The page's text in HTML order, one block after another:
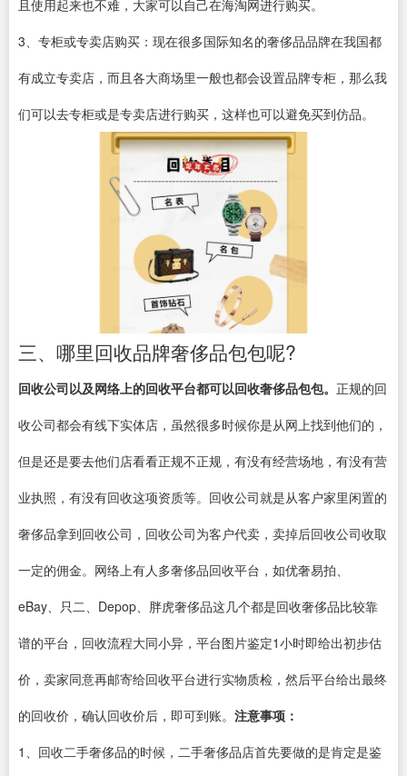
且使用起来也不难，大家可以自己在海淘网进行购买。
3、专柜或专卖店购买：现在很多国际知名的奢侈品品牌在我国都
有成立专卖店，而且各大商场里一般也都会设置品牌专柜，那么我
们可以去专柜或是专卖店进行购买，这样也可以避免买到仿品。
三、哪里回收品牌奢侈品包包呢?
回收公司以及网络上的回收平台都可以回收奢侈品包包。 正规的回
收公司都会有线下实体店，虽然很多时候你是从网上找到他们的，
但是还是要去他们店看看正规不正规，有没有经营场地，有没有营
业执照，有没有回收这项资质等。回收公司就是从客户家里闲置的
奢侈品拿到回收公司，回收公司为客户代卖，卖掉后回收公司收取
一定的佣金。网络上有人多奢侈品回收平台，如优奢易拍、
eBay、只二、Depop、胖虎奢侈品这几个都是回收奢侈品比较靠
谱的平台，回收流程大同小异，平台图片鉴定1小时即给出初步估
价，卖家同意再邮寄给回收平台进行实物质检，然后平台给出最终
的回收价，确认回收价后，即可到账。 注意事项：
1、回收二手奢侈品的时候，二手奢侈品店首先要做的是肯定是鉴